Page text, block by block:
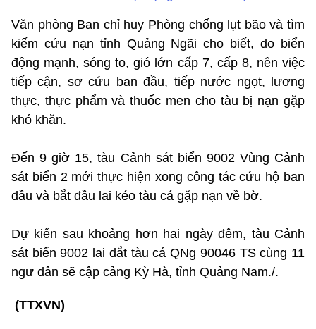
Văn phòng Ban chỉ huy Phòng chống lụt bão và tìm
kiếm cứu nạn tỉnh Quảng Ngãi cho biết, do biển
động mạnh, sóng to, gió lớn cấp 7, cấp 8, nên việc
tiếp cận, sơ cứu ban đầu, tiếp nước ngọt, lương
thực, thực phẩm và thuốc men cho tàu bị nạn gặp
khó khăn.
Đến 9 giờ 15, tàu Cảnh sát biển 9002 Vùng Cảnh
sát biển 2 mới thực hiện xong công tác cứu hộ ban
đầu và bắt đầu lai kéo tàu cá gặp nạn về bờ.
Dự kiến sau khoảng hơn hai ngày đêm, tàu Cảnh
sát biển 9002 lai dắt tàu cá QNg 90046 TS cùng 11
ngư dân sẽ cập cảng Kỳ Hà, tỉnh Quảng Nam./.
(TTXVN)